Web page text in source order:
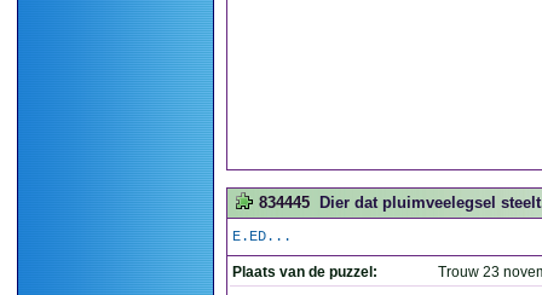
834445 Dier dat pluimveelegsel
E.ED...
Plaats van de puzzel:
Trouw 23